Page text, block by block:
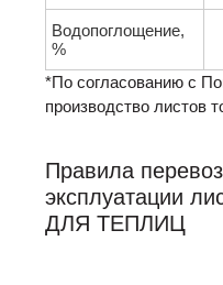
Водопоглощение,
%
*По согласованию с
производство листов
Правила
эксплуатации
ДЛЯ ТЕПЛИЦ